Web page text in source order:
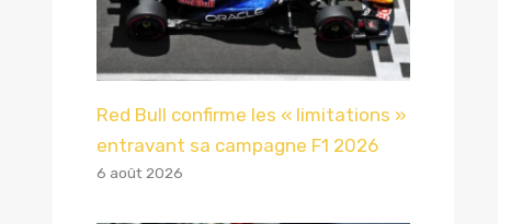
Red Bull confirme les « limitations »
entravant sa campagne F1 2026
6 août 2026